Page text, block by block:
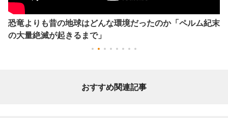
恐竜よりも昔の地球はどんな環境だったのか「ペルム紀末
の大量絶滅が起きるまで」
おすすめ関連記事